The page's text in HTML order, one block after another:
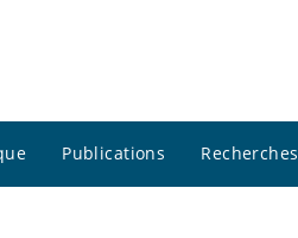
Publications Recherches